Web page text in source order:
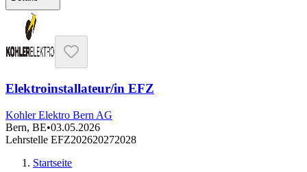
Elektroinstallateur/in EFZ
Kohler Elektro Bern AG
Bern, BE•03.05.2026
Lehrstelle EFZ202620272028
Startseite